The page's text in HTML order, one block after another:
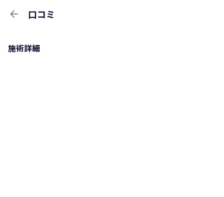
arrow_back 口コミ
施術詳細